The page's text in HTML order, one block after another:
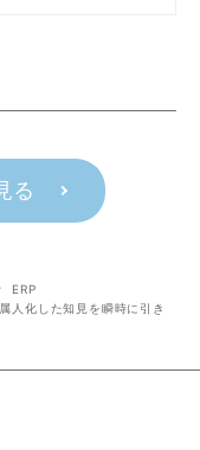
る
ERP
人化した知見を瞬時に引き